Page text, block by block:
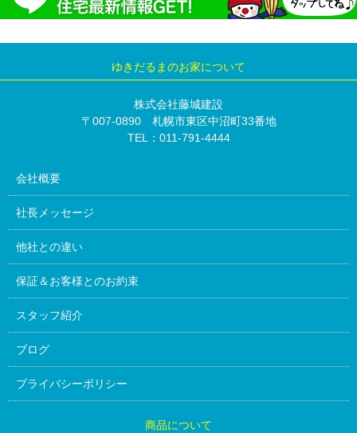
ゆきだるまのお家について
株式会社藤城建設
〒007-0890 札幌市東区中沼町33番地
TEL：011-791-4444
会社概要
社長メッセージ
他社との違い
保証＆お客様とのお約束
スタッフ紹介
ブログ
プライバシーポリシー
商品について